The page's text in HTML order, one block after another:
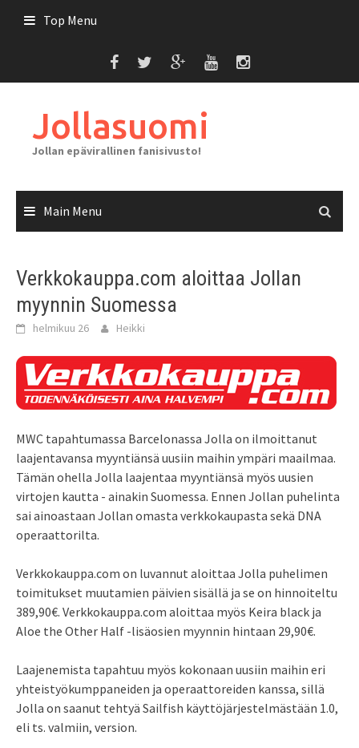
Top Menu
Jollasuomi
Jollan epävirallinen fanisivusto!
Main Menu
Verkkokauppa.com aloittaa Jollan
myynnin Suomessa
helmikuu 26 Heikki
MWC tapahtumassa Barcelonassa Jolla on ilmoittanut
laajentavansa myyntiänsä uusiin maihin ympäri maailmaa.
Tämän ohella Jolla laajentaa myyntiänsä myös uusien
virtojen kautta - ainakin Suomessa. Ennen Jollan puhelinta
sai ainoastaan Jollan omasta verkkokaupasta sekä DNA
operaattorilta.
Verkkokauppa.com on luvannut aloittaa Jolla puhelimen
toimitukset muutamien päivien sisällä ja se on hinnoiteltu
389,90€. Verkkokauppa.com aloittaa myös Keira black ja
Aloe the Other Half -lisäosien myynnin hintaan 29,90€.
Laajenemista tapahtuu myös kokonaan uusiin maihin eri
yhteistyökumppaneiden ja operaattoreiden kanssa, sillä
Jolla on saanut tehtyä Sailfish käyttöjärjestelmästään 1.0,
eli ts. valmiin, version.